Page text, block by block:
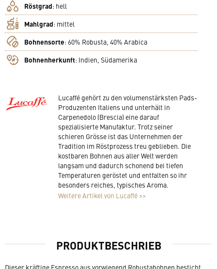
Röstgrad: hell
Mahlgrad: mittel
Bohnensorte: 60% Robusta, 40% Arabica
Bohnenherkunft: Indien, Südamerika
Lucaffé gehört zu den volumenstärksten Pads-
Produzenten Italiens und unterhält in
Carpenedolo (Brescia) eine darauf
spezialisierte Manufaktur. Trotz seiner
schieren Grösse ist das Unternehmen der
Tradition im Röstprozess treu geblieben. Die
kostbaren Bohnen aus aller Welt werden
langsam und dadurch schonend bei tiefen
Temperaturen geröstet und entfalten so ihr
besonders reiches, typisches Aroma.
Weitere Artikel von Lucaffé >>
PRODUKTBESCHRIEB
Dieser kräftige Espresso aus vorwiegend Robustabohnen besticht